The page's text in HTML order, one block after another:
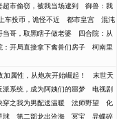
超市偷窃，被我当场逮到
御兽：我
车投币，诡怪不近 都市皇宫
混沌
当哥，取黑瞎子做老婆
四合院：从
：开局直接拿下禽兽们房子
柯南里
加属性，从炮灰开始崛起！
末世天
派系统，成为阿姨们的噩梦
电视剧
穿之我为男配送温暖 法师野望
化
球 第二部龙出沧海 冥宝 异蝶碎